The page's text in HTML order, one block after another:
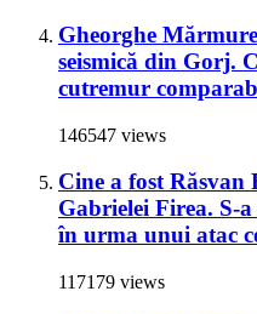
Gheorghe
seismică din Gorj.
cutremur
146547 views
Cine a fost
Gabrielei Firea. S-
în urma unui atac
117179 views